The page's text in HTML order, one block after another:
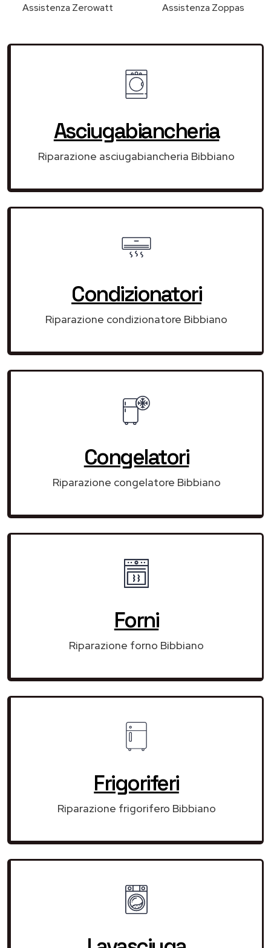
Assistenza Zerowatt Assistenza Zoppas
Asciugabiancheria
Riparazione asciugabiancheria Bibbiano
Condizionatori
Riparazione condizionatore Bibbiano
Congelatori
Riparazione congelatore Bibbiano
Forni
Riparazione forno Bibbiano
Frigoriferi
Riparazione frigorifero Bibbiano